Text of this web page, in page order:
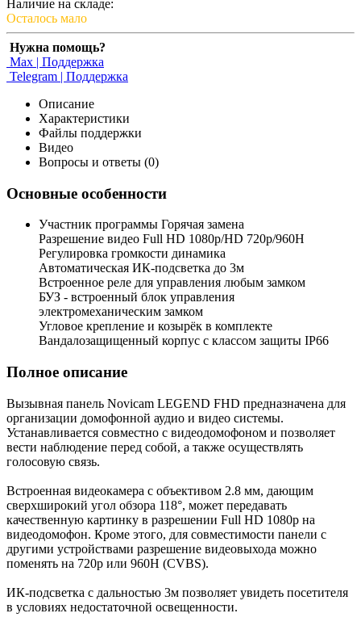
Наличие на складе:
Осталось мало
Нужна помощь?
Max | Поддержка
Telegram | Поддержка
Описание
Характеристики
Файлы поддержки
Видео
Вопросы и ответы (0)
Основные особенности
Участник программы Горячая замена
Разрешение видео Full HD 1080p/HD 720p/960H
Регулировка громкости динамика
Автоматическая ИК-подсветка до 3м
Встроенное реле для управления любым замком
БУЗ - встроенный блок управления
электромеханическим замком
Угловое крепление и козырёк в комплекте
Вандалозащищенный корпус с классом защиты IP66
Полное описание
Вызывная панель Novicam LEGEND FHD предназначена для
организации домофонной аудио и видео системы.
Устанавливается совместно с видеодомофоном и позволяет
вести наблюдение перед собой, а также осуществлять
голосовую связь.
Встроенная видеокамера с объективом 2.8 мм, дающим
сверхширокий угол обзора 118°, может передавать
качественную картинку в разрешении Full HD 1080p на
видеодомофон. Кроме этого, для совместимости панели с
другими устройствами разрешение видеовыхода можно
поменять на 720p или 960H (CVBS).
ИК-подсветка с дальностью 3м позволяет увидеть посетителя
в условиях недостаточной освещенности.